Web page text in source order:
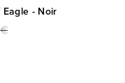
- Noir